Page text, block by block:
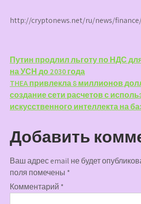
http://cryptonews.net/ru/news/
Навигация
по
записям
Путин продлил льготу по НДС
на УСН до 2030 года
THEA привлекла 8 миллионов
создание сети расчетов с
искусственного интеллекта на
Добавить
Ваш адрес email не будет
поля помечены *
Комментарий *